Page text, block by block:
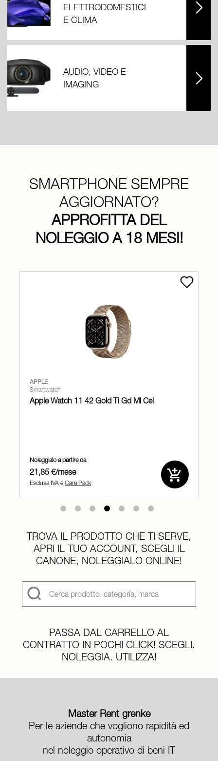
ELETTRODOMESTICI
E CLIMA
AUDIO, VIDEO E
IMAGING
SMARTPHONE SEMPRE
AGGIORNATO?
APPROFITTA DEL
NOLEGGIO A 18 MESI!
APPLE
Smartphones
Apple iPhone 17 - 5G smartphone -
Noleggialo a partire da
25,16 €/mese
Esclusa IVA eCare Pack
TROVA IL PRODOTTO CHE TI SERVE,
APRI IL TUO ACCOUNT, SCEGLI IL
CANONE, NOLEGGIALO ONLINE!
PASSA DAL CARRELLO AL
CONTRATTO IN POCHI CLICK! SCEGLI.
NOLEGGIA. UTILIZZA!
Master Rent grenke
Per le aziende che vogliono rapidità ed
autonomia
nel noleggio operativo di beni IT